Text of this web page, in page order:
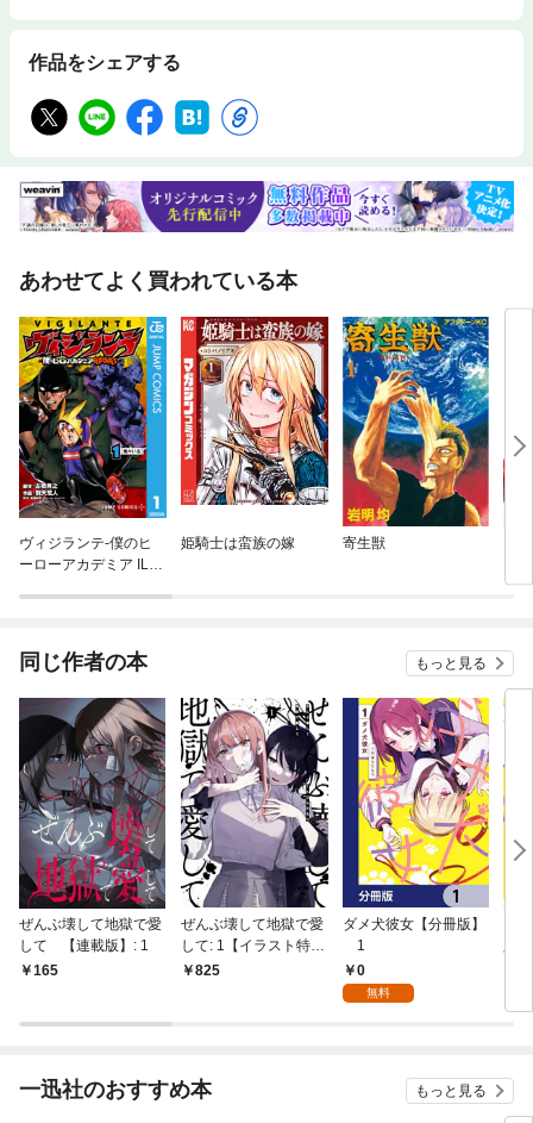
作品をシェアする
あわせてよく買われている本
ヴィジランテ-僕のヒ
ーローアカデミア ILL
姫騎士は蛮族の嫁 寄生獣
同じ作者の本 もっと見る
ぜんぶ壊して地獄で愛
して 【連載版】: 1
165
ぜんぶ壊して地獄で愛
して: 1【イラスト特典
付】825
ダメ犬彼女【分冊版】
1
0
無料
一迅社のおすすめ本 もっと見る